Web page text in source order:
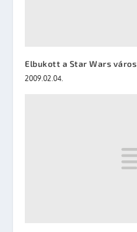
Elbukott a Star Wars város
2009.02.04.